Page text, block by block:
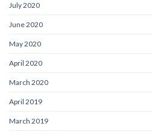
July 2020
June 2020
May 2020
April 2020
March 2020
April 2019
March 2019